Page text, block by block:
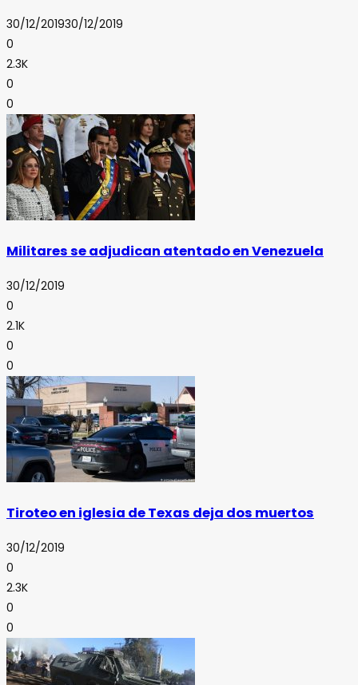
30/12/201930/12/2019
0
2.3K
0
0
Militares se adjudican atentado en Venezuela
30/12/2019
0
2.1K
0
0
Tiroteo en iglesia de Texas deja dos muertos
30/12/2019
0
2.3K
0
0